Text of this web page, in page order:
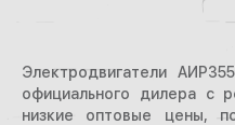
Электродвигатели
официального дилера с
низкие оптовые цены,